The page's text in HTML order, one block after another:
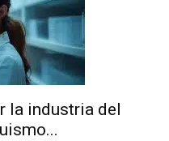
la industria del